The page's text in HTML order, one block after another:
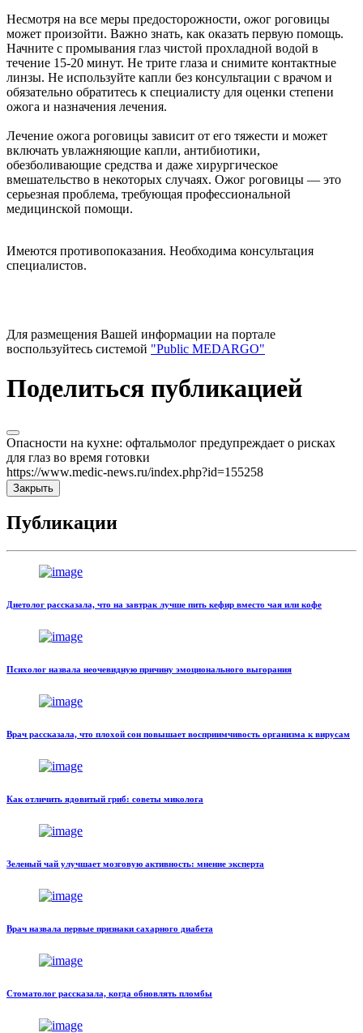
Несмотря на все меры предосторожности, ожог роговицы
может произойти. Важно знать, как оказать первую помощь.
Начните с промывания глаз чистой прохладной водой в
течение 15-20 минут. Не трите глаза и снимите контактные
линзы. Не используйте капли без консультации с врачом и
обязательно обратитесь к специалисту для оценки степени
ожога и назначения лечения.
Лечение ожога роговицы зависит от его тяжести и может
включать увлажняющие капли, антибиотики,
обезболивающие средства и даже хирургическое
вмешательство в некоторых случаях. Ожог роговицы — это
серьезная проблема, требующая профессиональной
медицинской помощи.
Имеются противопоказания. Необходима консультация
специалистов.
Для размещения Вашей информации на портале
воспользуйтесь системой "Public MEDARGO"
Поделиться публикацией
Опасности на кухне: офтальмолог предупреждает о рисках
для глаз во время готовки
https://www.medic-news.ru/index.php?id=155258
Закрыть
Публикации
Диетолог рассказала, что на завтрак лучше пить кефир вместо чая или кофе
Психолог назвала неочевидную причину эмоционального выгорания
Врач рассказала, что плохой сон повышает восприимчивость организма к вирусам
Как отличить ядовитый гриб: советы миколога
Зеленый чай улучшает мозговую активность: мнение эксперта
Врач назвала первые признаки сахарного диабета
Стоматолог рассказала, когда обновлять пломбы